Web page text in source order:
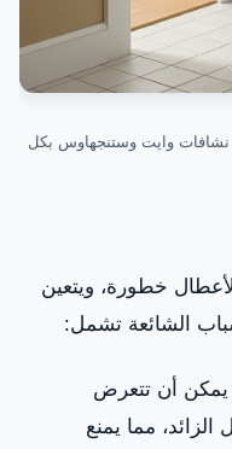
نشافات وايت وستنجهاوس بكل
خطورة، ويتعين
الشائعة تشمل:
يمكن أن تتعرض
الزائد، مما يمنع